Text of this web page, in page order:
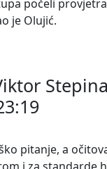
počeli
je Olujić.
pitanje, a